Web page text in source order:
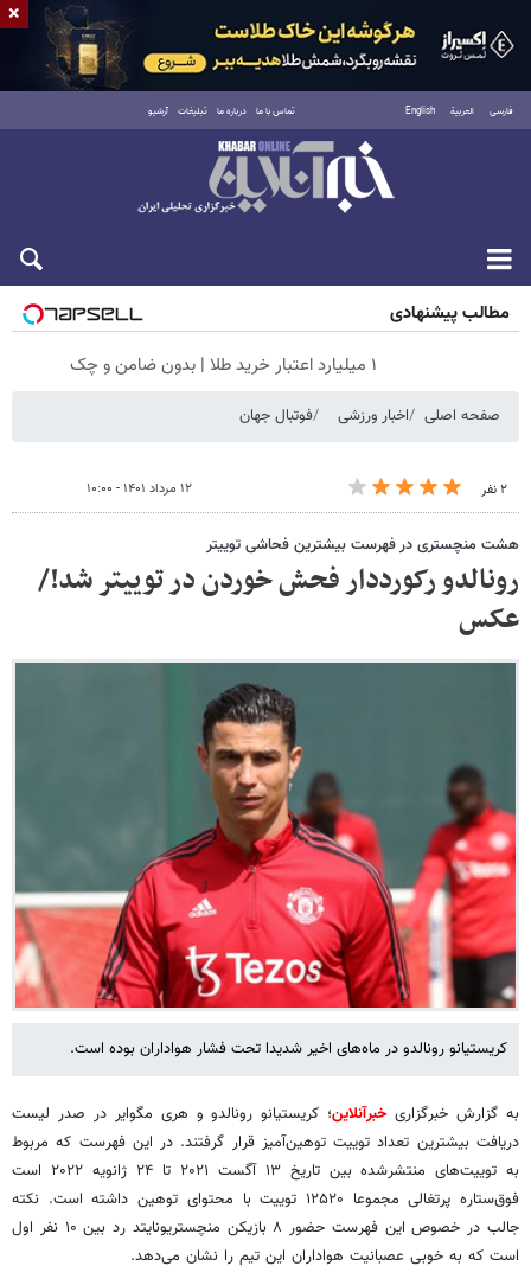
فارسی العربية English تماس با ما درباره ما تبلیغات آرشیو
پنجشنبه ۱۵ مرداد ۱۴۰۵
مطالب پیشنهادی
۱ میلیارد اعتبار خرید طلا | بدون ضامن و چک
صفحه اصلی اخبار ورزشی فوتبال جهان
۲ نفر ۱۲ مرداد ۱۴۰۱ - ۱۰:۰۰
هشت منچستری در فهرست بیشترین فحاشی توییتر
رونالدو رکورددار فحش خوردن در توییتر شد!/
عکس
کریستیانو رونالدو در ماه‌های اخیر شدیدا تحت فشار هواداران بوده است.
به گزارش خبرگزاریخبرآنلاین؛ کریستیانو رونالدو و هری مگوایر در صدر لیست
دریافت بیشترین تعداد توییت توهین‌آمیز قرار گرفتند. در این فهرست که مربوط
به توییت‌های منتشرشده بین تاریخ ۱۳ آگست ۲۰۲۱ تا ۲۴ ژانویه ۲۰۲۲ است
فوق‌ستاره پرتغالی مجموعا ۱۲۵۲۰ توییت با محتوای توهین داشته است. نکته
جالب در خصوص این فهرست حضور ۸ بازیکن منچستریونایتد رد بین ۱۰ نفر اول
است که به خوبی عصبانیت هواداران این تیم را نشان می‌دهد.
×